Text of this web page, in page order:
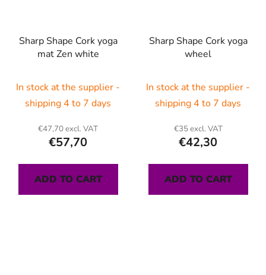
Sharp Shape Cork yoga
mat Zen white
In stock at the supplier -
shipping 4 to 7 days
€47,70 excl. VAT
€57,70
ADD TO CART
Sharp Shape Cork yoga
wheel
In stock at the supplier -
shipping 4 to 7 days
€35 excl. VAT
€42,30
ADD TO CART